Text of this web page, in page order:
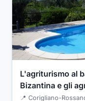
L'agriturismo al
Bizantina e gli
📍 Corigliano-